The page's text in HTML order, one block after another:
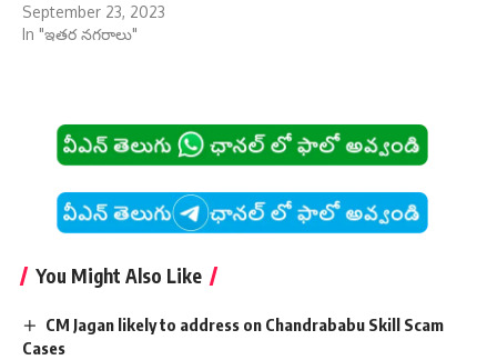
September 23, 2023
In "ఇతర నగరాలు"
You Might Also Like
CM Jagan likely to address on Chandrababu Skill Scam
Cases